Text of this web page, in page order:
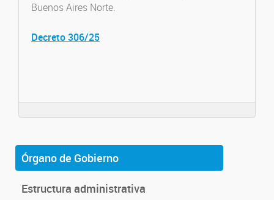
Buenos Aires Norte.
Decreto 306/25
Órgano de Gobierno
Estructura administrativa